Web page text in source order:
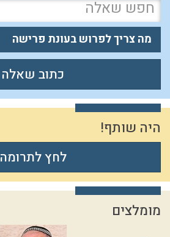
מה צריך לפרוש בעונת פרישה
כתוב שאלה
היה שותף!
לחץ לתרומה
מומלצים